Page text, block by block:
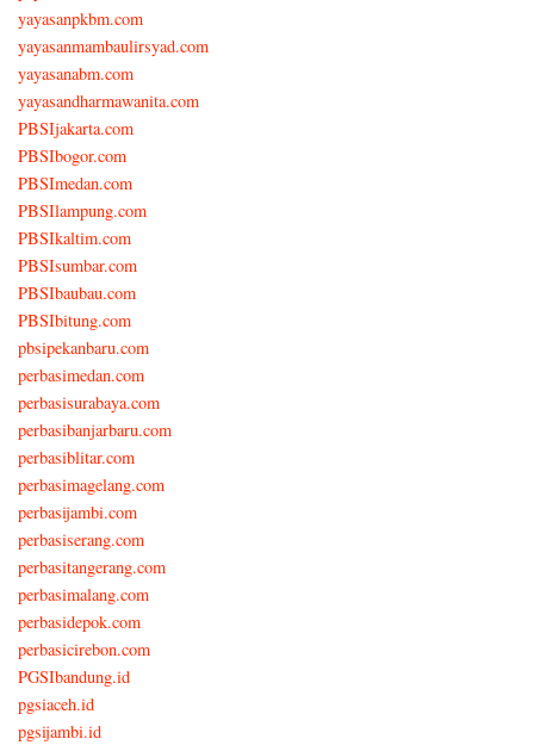
yayasanpkbm.com
yayasanmambaulirsyad.com
yayasanabm.com
yayasandharmawanita.com
PBSIjakarta.com
PBSIbogor.com
PBSImedan.com
PBSIlampung.com
PBSIkaltim.com
PBSIsumbar.com
PBSIbaubau.com
PBSIbitung.com
pbsipekanbaru.com
perbasimedan.com
perbasisurabaya.com
perbasibanjarbaru.com
perbasiblitar.com
perbasimagelang.com
perbasijambi.com
perbasiserang.com
perbasitangerang.com
perbasimalang.com
perbasidepok.com
perbasicirebon.com
PGSIbandung.id
pgsiaceh.id
pgsijambi.id